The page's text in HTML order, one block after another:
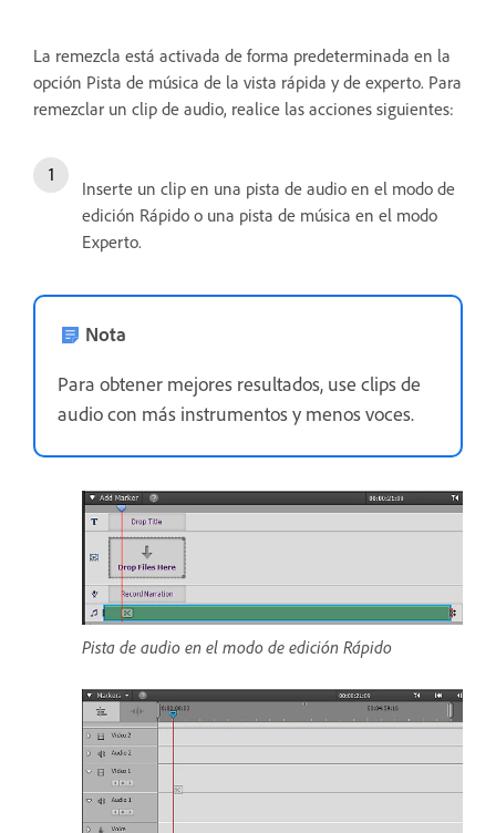
La remezcla está activada de forma predeterminada en la
opción Pista de música de la vista rápida y de experto. Para
remezclar un clip de audio, realice las acciones siguientes:
Inserte un clip en una pista de audio en el modo de
edición Rápido o una pista de música en el modo
Experto.
Nota
Para obtener mejores resultados, use clips de
audio con más instrumentos y menos voces.
Pista de audio en el modo de edición Rápido